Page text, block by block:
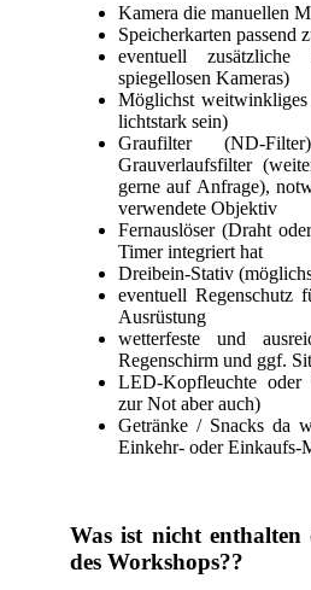
Kamera die manuellen
Speicherkarten passend
eventuell
spiegellosen Kameras)
Möglichst
lichtstark sein)
Graufilter (ND-
Grauverlaufsfilter
gerne auf Anfrage),
verwendete Objektiv
Fernauslöser (Draht
Timer integriert hat
Dreibein-Stativ
eventuell Regenschutz
Ausrüstung
wetterfeste und
Regenschirm und ggf.
LED-Kopfleuchte oder
zur Not aber auch)
Getränke / Snacks da
Einkehr- oder Einkaufs-
Was ist nicht
des Workshops??